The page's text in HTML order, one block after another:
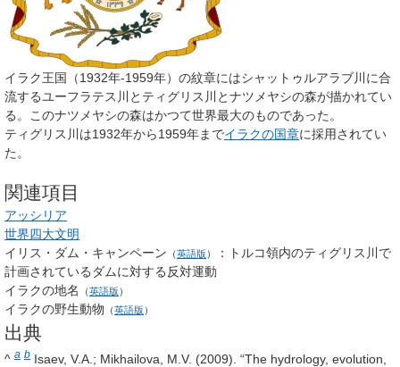
イラク王国（1932年-1959年）の紋章にはシャットゥルアラブ川に合
流するユーフラテス川とティグリス川とナツメヤシの森が描かれてい
る。このナツメヤシの森はかつて世界最大のものであった。
ティグリス川は1932年から1959年までイラクの国章に採用されてい
た。
関連項目
アッシリア
世界四大文明
イリス・ダム・キャンペーン （英語版 ）
：トルコ領内のティグリス川で
計画されているダムに対する反対運動
イラクの地名
（英語版 ）
イラクの野生動物 （英語版 ）
出典
^ a b Isaev, V.A.; Mikhailova, M.V. (2009). “The hydrology, evolution,